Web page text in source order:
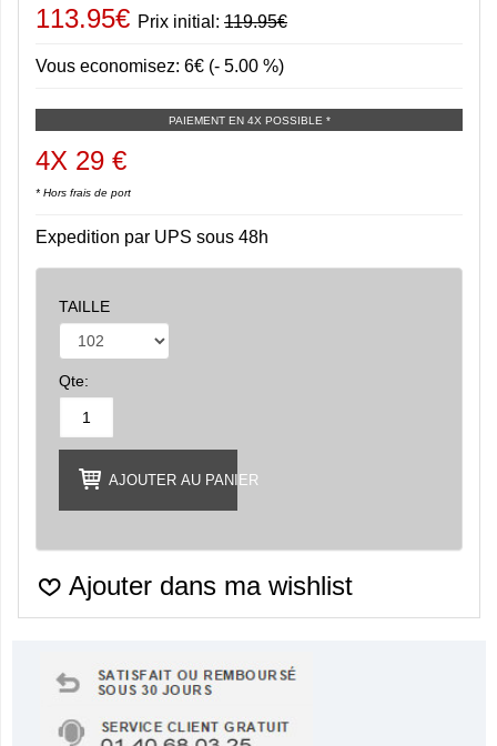
113.95€ Prix initial: 119.95€
Vous economisez: 6€ (- 5.00 %)
PAIEMENT EN 4X POSSIBLE *
4X 29 €
* Hors frais de port
Expedition par UPS sous 48h
TAILLE
Qte:
AJOUTER AU PANIER
Ajouter dans ma wishlist